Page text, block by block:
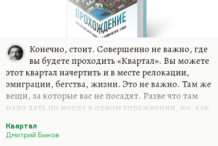
Конечно, стоит. Совершенно не важно, где
вы будете проходить «Квартал». Вы можете
этот квартал начертить и в месте релокации,
эмиграции, бегства, жизни. Это не важно. Там же
вещи, за которые вас не посадят. Разве что там
надо дать по морде в одном упражнении, но, как
ведь проходится с единственной целью –
вырваться из привычных связей.
Квартал
Дмитрий Быков